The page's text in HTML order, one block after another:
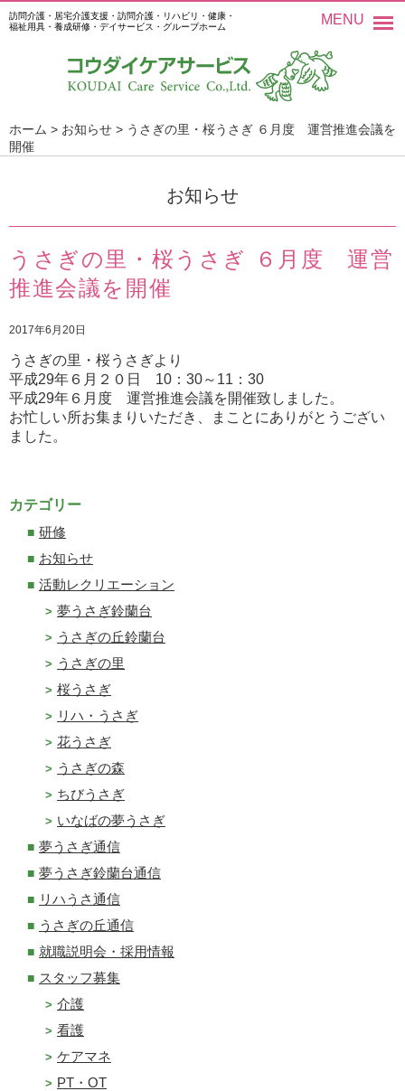
訪問介護・居宅介護支援・訪問介護・リハビリ・健康・
福祉用具・養成研修・デイサービス・グループホーム
MENU
ホーム > お知らせ > うさぎの里・桜うさぎ ６月度 運営推進会議を
開催
お知らせ
うさぎの里・桜うさぎ ６月度 運営
推進会議を開催
2017年6月20日
うさぎの里・桜うさぎより
平成29年６月２０日 10：30～11：30
平成29年６月度 運営推進会議を開催致しました。
お忙しい所お集まりいただき、まことにありがとうござい
ました。
カテゴリー
研修
お知らせ
活動レクリエーション
夢うさぎ鈴蘭台
うさぎの丘鈴蘭台
うさぎの里
桜うさぎ
リハ・うさぎ
花うさぎ
うさぎの森
ちびうさぎ
いなばの夢うさぎ
夢うさぎ通信
夢うさぎ鈴蘭台通信
リハうさ通信
うさぎの丘通信
就職説明会・採用情報
スタッフ募集
介護
看護
ケアマネ
PT・OT